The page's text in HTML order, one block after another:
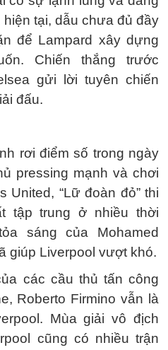
tại, dẫu chưa đủ đầy
để Lampard xây dựng
Chiến thắng trước
gửi lời tuyên chiến
đấu.
rơi điểm số trong ngày
pressing mạnh và chơi
United, “Lữ đoàn đỏ” thi
tập trung ở nhiều thời
sáng của Mohamed
giúp Liverpool vượt khó.
các cầu thủ tấn công
Roberto Firmino vẫn là
Mùa giải vô địch
cũng có nhiều trận